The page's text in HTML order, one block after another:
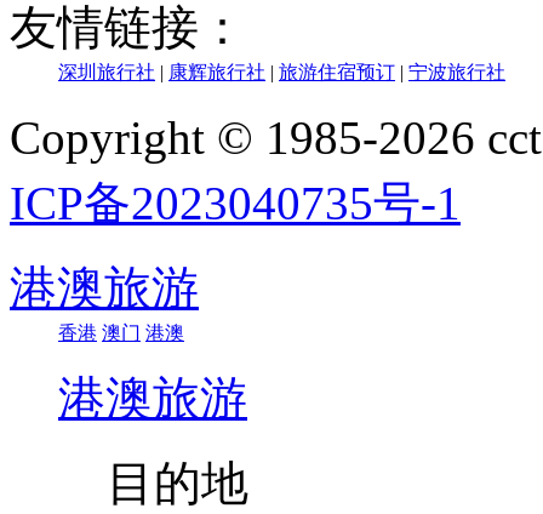
友情链接：
深圳旅行社 | 康辉旅行社 | 旅游住宿预订 | 宁波旅行社
Copyright © 1985-2026
ICP备2023040735号-1
港澳旅游
香港 澳门 港澳
港澳旅游
目的地